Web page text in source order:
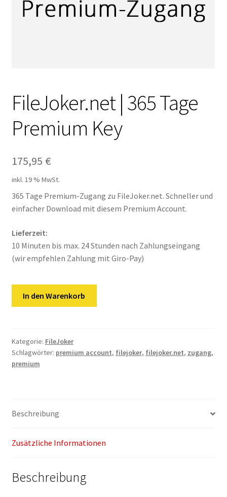
Filesmonster
VipFile.cc
Ex-Load
Impressum
Versandinfos
Zahlungsarten
FileJoker.net | 365 Tage
Premium Key
175,95 €
inkl. 19 % MwSt.
365 Tage Premium-Zugang zu FileJoker.net. Schneller und
einfacher Download mit diesem Premium Account.
Lieferzeit:
10 Minuten bis max. 24 Stunden nach Zahlungseingang
(wir empfehlen Zahlung mit Giro-Pay)
Premium
Key
Menge
In den Warenkorb
Kategorie: FileJoker
Schlagwörter: premium account, filejoker, filejoker.net, zugang,
premium
Beschreibung
Zusätzliche Informationen
Beschreibung